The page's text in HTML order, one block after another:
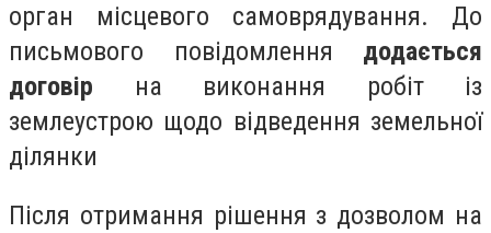
орган місцевого самоврядування. До
письмового повідомлення додається
договір на виконання робіт із
землеустрою щодо відведення земельної
ділянки
Після отримання рішення з дозволом на